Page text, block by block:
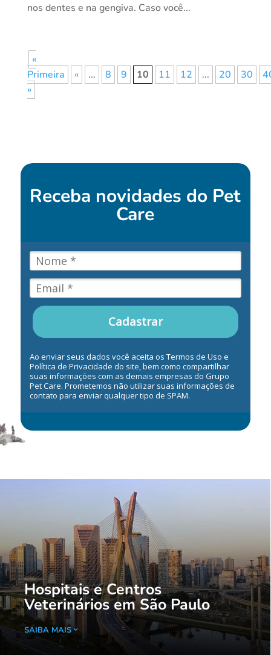
nos dentes e na gengiva. Caso você...
«
Primeira
« ... 8 9 10 11 12 ... 20 30
»
Receba novidades do Pet
Care
Cadastrar
Ao enviar seus dados você aceita os Termos de Uso e
Política de Privacidade do site, bem como compartilhar
suas informações com as demais empresas do Grupo
Pet Care. Prometemos não utilizar suas informações de
contato para enviar qualquer tipo de SPAM.
Hospitais e Centros
Veterinários em São Paulo
SAIBA MAIS